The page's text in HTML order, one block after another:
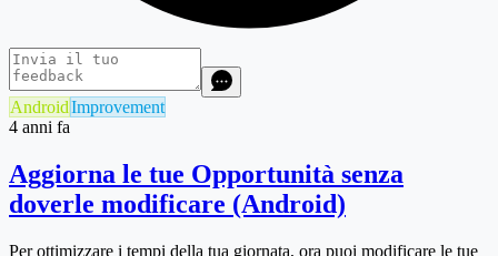
AndroidImprovement
4 anni fa
Aggiorna le tue Opportunità senza
doverle modificare (Android)
Per ottimizzare i tempi della tua giornata, ora puoi modificare le tue